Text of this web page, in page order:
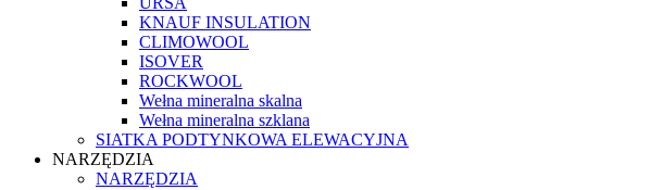
KNAUF INSULATION
CLIMOWOOL
ISOVER
ROCKWOOL
Wełna mineralna skalna
Wełna mineralna szklana
SIATKA PODTYNKOWA ELEWACYJNA
NARZĘDZIA
NARZĘDZIA